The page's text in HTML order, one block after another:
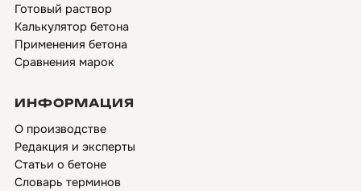
Готовый раствор
Калькулятор бетона
Применения бетона
Сравнения марок
ИНФОРМАЦИЯ
О производстве
Редакция и эксперты
Статьи о бетоне
Словарь терминов